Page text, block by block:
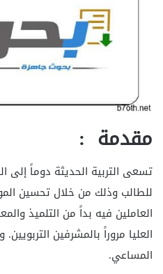
مقدمة :
تسعى التربية الحديثة دوماً إلى
للطالب وذلك من خلال تحسين
العاملين فيه بداً من التلميذ
العليا مروراً بالمشرفين
المساعي.